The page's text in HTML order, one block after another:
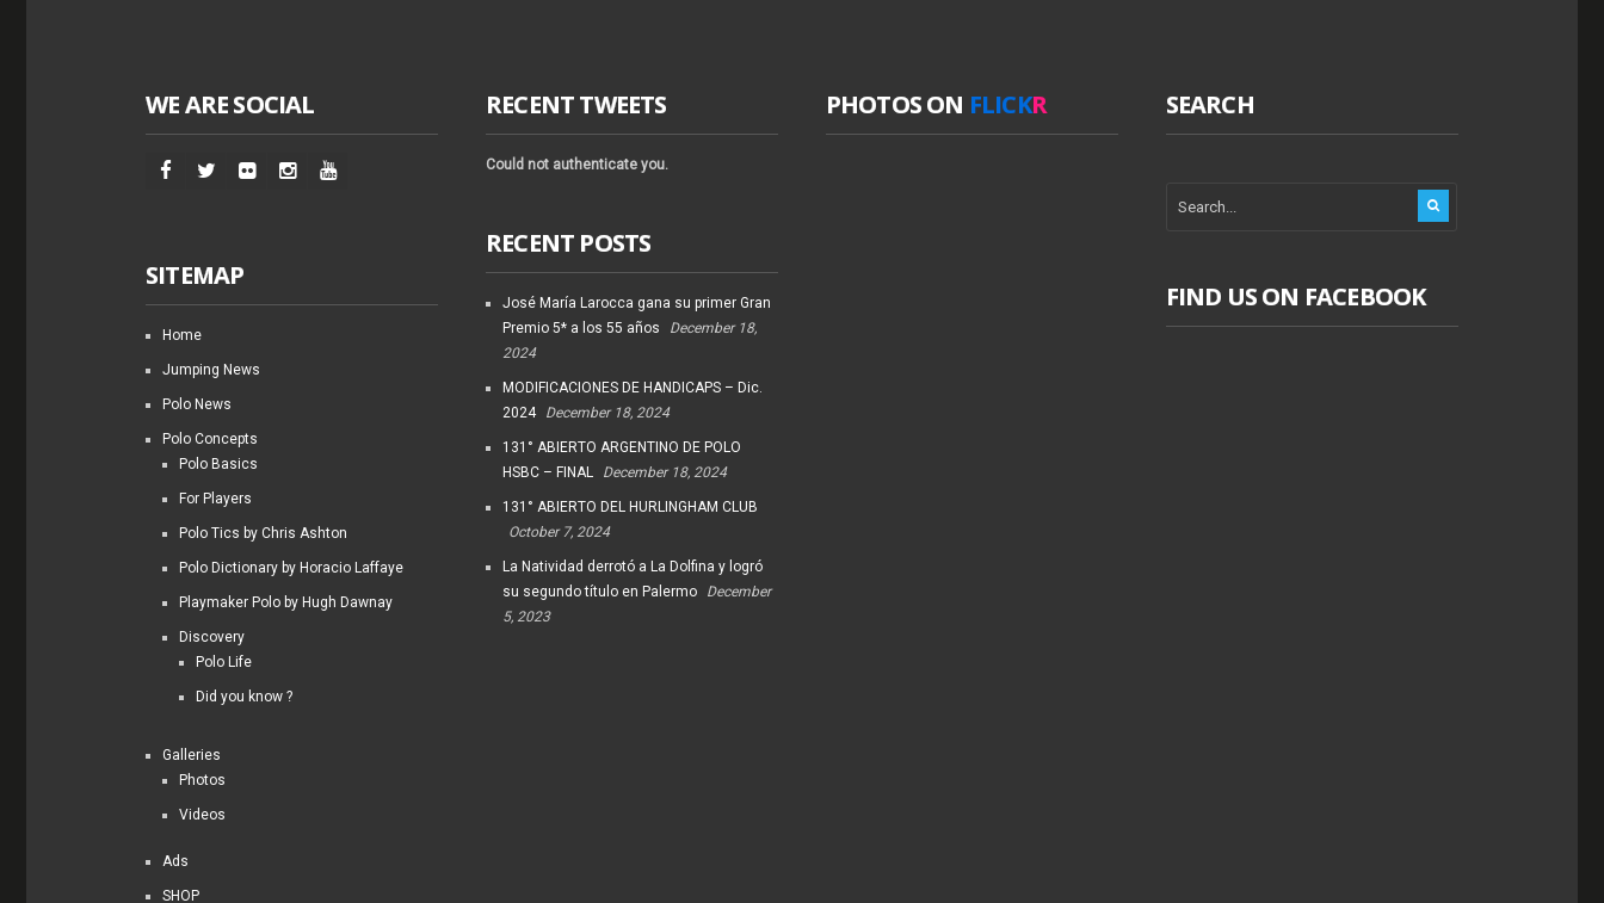
WE ARE SOCIAL
SITEMAP
Home
Jumping News
Polo News
Polo Concepts
Polo Basics
For Players
Polo Tics by Chris Ashton
Polo Dictionary by Horacio Laffaye
Playmaker Polo by Hugh Dawnay
Discovery
Polo Life
Did you know ?
Galleries
Photos
Videos
Ads
SHOP
RECENT TWEETS
Could not authenticate you.
RECENT POSTS
José María Larocca gana su primer Gran
Premio 5* a los 55 años
December 18,
2024
MODIFICACIONES DE HANDICAPS – Dic.
2024
December 18, 2024
131° ABIERTO ARGENTINO DE POLO
HSBC – FINAL
December 18, 2024
131° ABIERTO DEL HURLINGHAM CLUB
October 7, 2024
La Natividad derrotó a La Dolfina y logró
su segundo título en Palermo
December
5, 2023
PHOTOS ON FLICKR SEARCH
FIND US ON FACEBOOK